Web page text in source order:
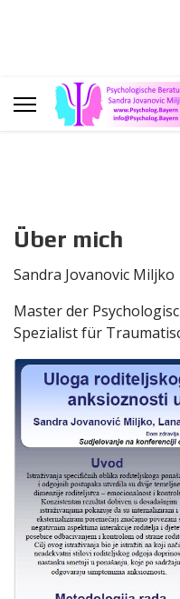
Über mich
Sandra Jovanovic Miljko
Master der
Spezialist für